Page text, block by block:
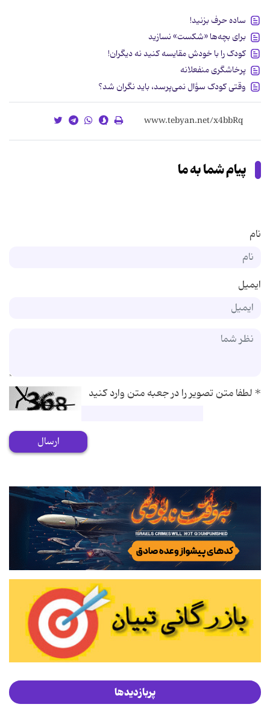
ساده حرف بزنید!
برای بچه‌ها «شکست» نسازید
کودک را با خودش مقایسه کنید نه دیگران!
پرخاشگری منفعلانه
وقتی کودک سؤال نمی‌پرسد، باید نگران شد؟
پیام شما به ما
نام
ایمیل
*لطفا متن تصویر را در جعبه متن وارد کنید
ارسال
پربازدیدها